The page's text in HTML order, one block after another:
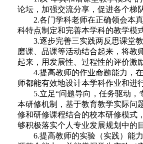
论坛，加强交流分享，促进各个梯
2.各门学科老师在正确领会本
科特点制定和完善本学科的教学模
3.逐步完善三实践两反思课堂
磨课、品课等活动结合起来，将教
起来，用发展性、过程性的评价激
4.提高教师的作业命题能力，
师都能有效地设计本学科作业和进
5.立足“问题导向，任务驱动
本研修机制，基于教育教学实际问
修和研修课程结合的校本研修模式
够积极落实个人专业发展规划中的
6.提高教师的实验（实践）能